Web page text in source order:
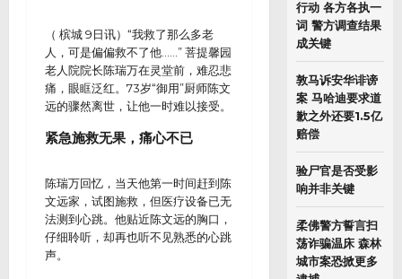
（ 槟城 9日讯）“我救了那么多老
人，可是偏偏救不了他……” 菩提馨园
老人院院长陈瑞万在灵堂前，难忍悲
痛，眼眶泛红。73岁“御用”厨师陈文
远的骤然离世，让他一时难以接受。
紧急施救无果，痛心不已
陈瑞万回忆，当天他第一时间赶到陈
文远家，试图施救，但医疗设备已无
法测到心跳。他贴近陈文远的胸口，
仔细聆听，却再也听不见熟悉的心跳
声。
行动 各方各执一
词 警方调查结果
成关键
敦马诉安华诽谤
案 马哈迪要求道
歉之外还要1.5亿
赔偿
验尸官是否受影
响并非关键
柔佛警方誓言扫
荡诈骗温床 森林
城市案恐掀更多